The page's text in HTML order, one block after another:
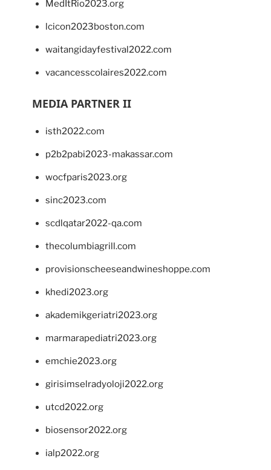
MedItRio2023.org
lcicon2023boston.com
waitangidayfestival2022.com
vacancesscolaires2022.com
MEDIA PARTNER II
isth2022.com
p2b2pabi2023-makassar.com
wocfparis2023.org
sinc2023.com
scdlqatar2022-qa.com
thecolumbiagrill.com
provisionscheeseandwineshoppe.com
khedi2023.org
akademikgeriatri2023.org
marmarapediatri2023.org
emchie2023.org
girisimselradyoloji2022.org
utcd2022.org
biosensor2022.org
ialp2022.org